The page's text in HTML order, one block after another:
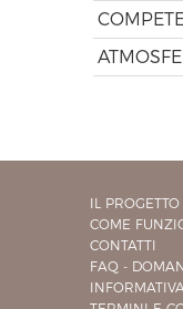
IL PROGETTO
COME
CONTATTI
FAQ -